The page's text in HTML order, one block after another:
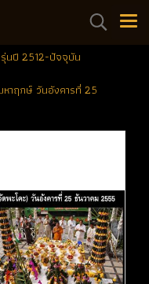
นปี 2512-ปัจจุบัน
หาฤกษ์ วันอังคารที่ 25